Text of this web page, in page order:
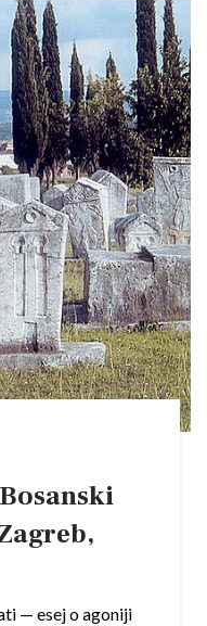
— esej o agoniji